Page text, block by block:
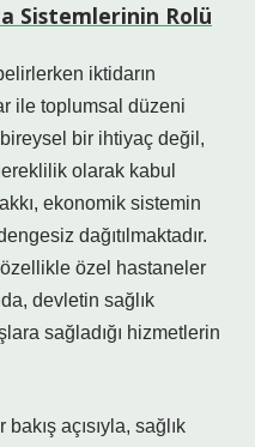
Sistemlerinin Rolü
iktidarın
ile toplumsal düzeni
bir ihtiyaç değil,
olarak kabul
ekonomik sistemin
dağıtılmaktadır.
özellikle özel hastaneler
devletin sağlık
sağladığı hizmetlerin
açısıyla, sağlık